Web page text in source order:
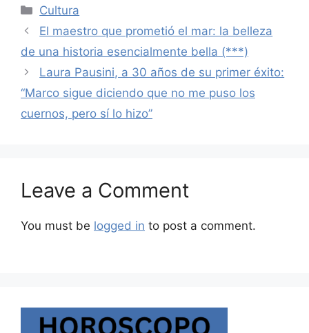
Categories
Cultura
El maestro que prometió el mar: la belleza
de una historia esencialmente bella (***)
Laura Pausini, a 30 años de su primer éxito:
“Marco sigue diciendo que no me puso los
cuernos, pero sí lo hizo”
Leave a Comment
You must be logged in to post a comment.